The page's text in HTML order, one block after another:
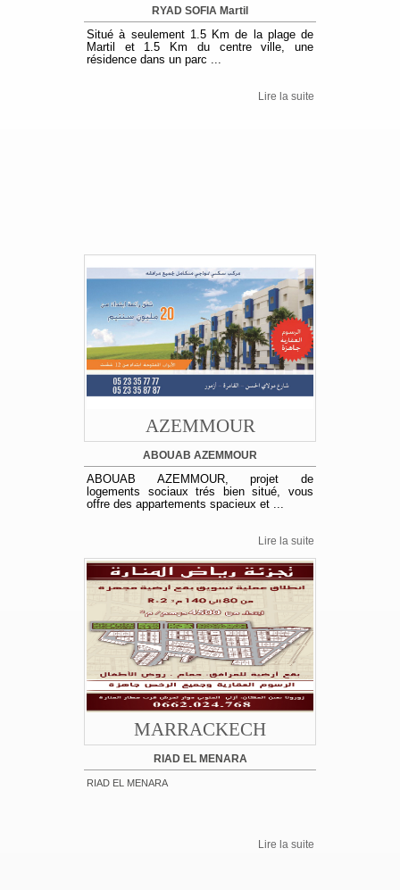
RYAD SOFIA Martil
Situé à seulement 1.5 Km de la plage de
Martil et 1.5 Km du centre ville, une
résidence dans un parc ...
Lire la suite
AZEMMOUR
ABOUAB AZEMMOUR
ABOUAB AZEMMOUR, projet de
logements sociaux trés bien situé, vous
offre des appartements spacieux et ...
Lire la suite
MARRACKECH
RIAD EL MENARA
RIAD EL MENARA
Lire la suite